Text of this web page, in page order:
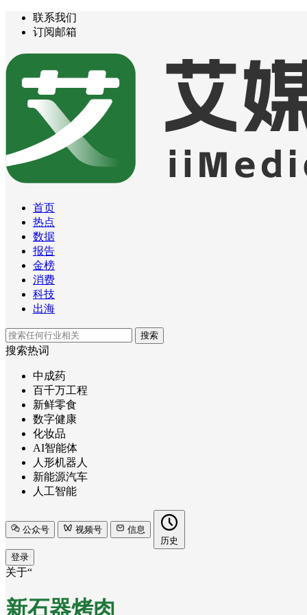
联系我们
订阅邮箱
首页
热点
数据
报告
金榜
消费
科技
出海
搜索
搜索热词
中成药
百千万工程
新鲜零食
数字健康
化妆品
AI智能体
人形机器人
新能源汽车
人工智能
公众号 视频号
信息
历史
登录
关于“
新石器烤肉